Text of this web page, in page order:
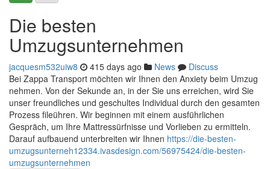
Die besten
Umzugsunternehmen
jacquesm532uiw8 415 days ago News
Discuss
Bei Zappa Transport möchten wir Ihnen den Anxiety beim Umzug
nehmen. Von der Sekunde an, in der Sie uns erreichen, wird Sie
unser freundliches und geschultes Individual durch den gesamten
Prozess fileühren. Wir beginnen mit einem ausführlichen
Gespräch, um Ihre Mattressürfnisse und Vorlieben zu ermitteln.
Darauf aufbauend unterbreiten wir Ihnen https://die-besten-
umzugsunterneh12334.ivasdesign.com/56975424/die-besten-
umzugsunternehmen